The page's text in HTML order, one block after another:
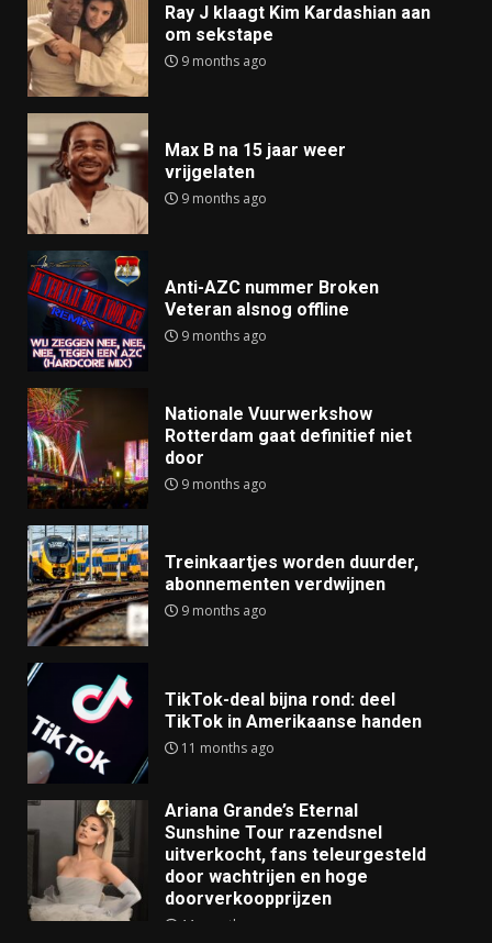
Ray J klaagt Kim Kardashian aan
om sekstape
9 months ago
Max B na 15 jaar weer
vrijgelaten
9 months ago
Anti-AZC nummer Broken
Veteran alsnog offline
9 months ago
Nationale Vuurwerkshow
Rotterdam gaat definitief niet
door
9 months ago
Treinkaartjes worden duurder,
abonnementen verdwijnen
9 months ago
TikTok-deal bijna rond: deel
TikTok in Amerikaanse handen
11 months ago
Ariana Grande’s Eternal
Sunshine Tour razendsnel
uitverkocht, fans teleurgesteld
door wachtrijen en hoge
doorverkoopprijzen
11 months ago